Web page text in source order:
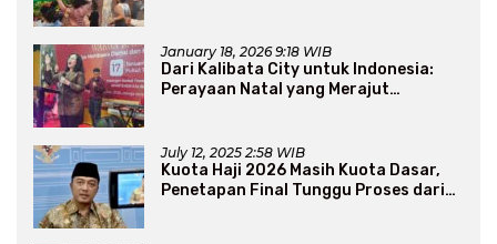
January 18, 2026 9:18 WIB
Dari Kalibata City untuk Indonesia:
Perayaan Natal yang Merajut
July 12, 2025 2:58 WIB
Kuota Haji 2026 Masih Kuota Dasar,
Penetapan Final Tunggu Proses dari